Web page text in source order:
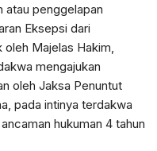
atau penggelapan
Eksepsi dari
Majelas Hakim,
mengajukan
oleh Jaksa Penuntut
pada intinya terdakwa
hukuman 4 tahun